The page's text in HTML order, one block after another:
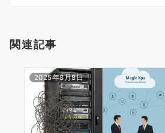
ン
関連記事
2025年8月8日